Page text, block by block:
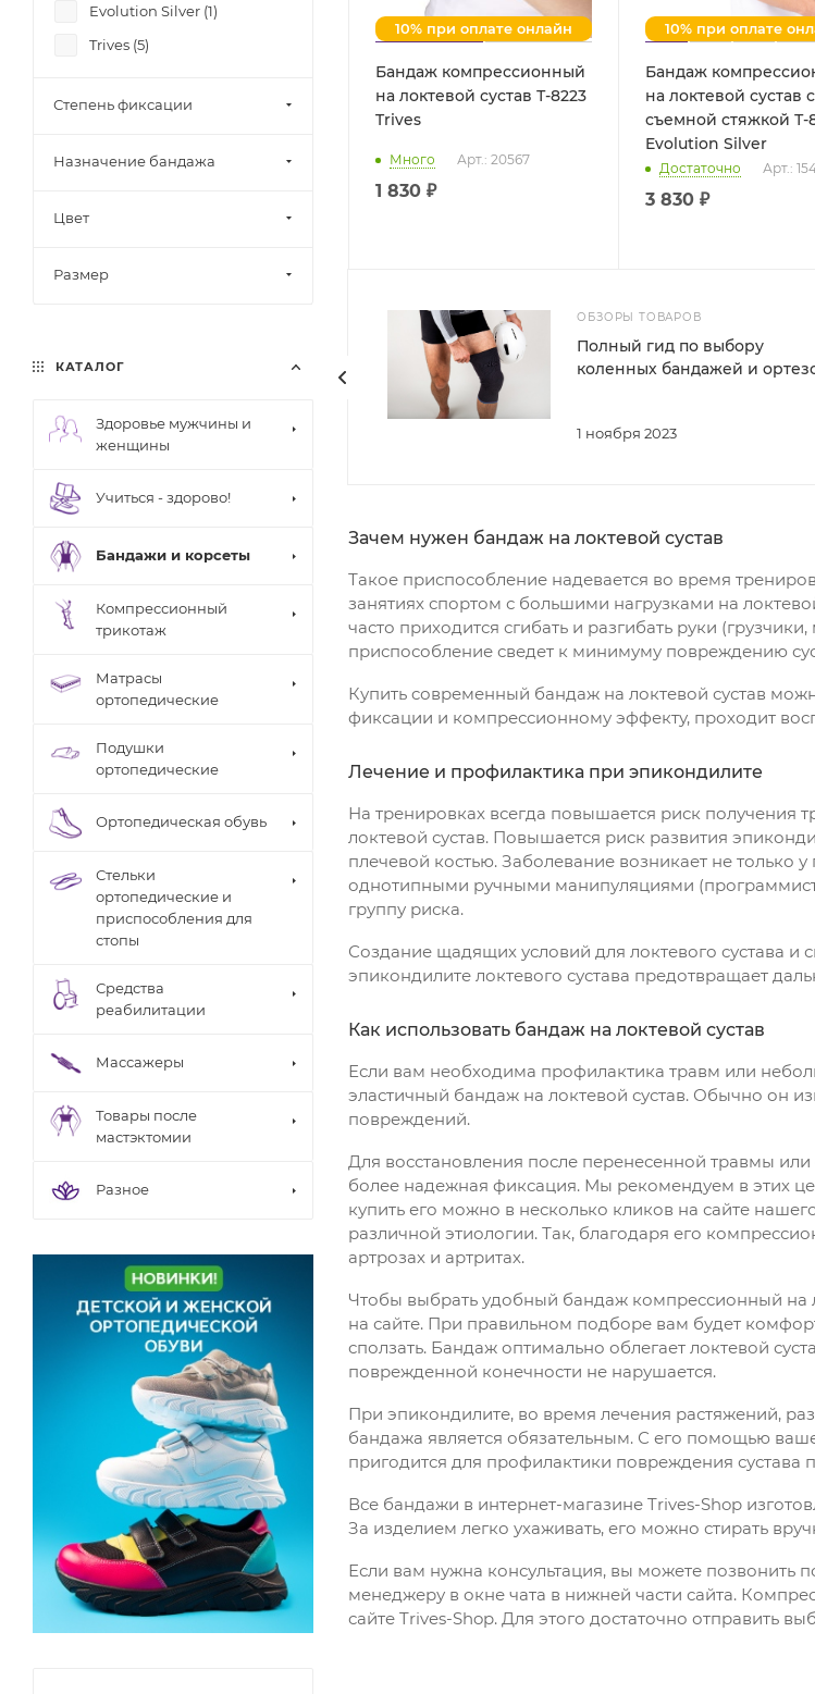
10% при оплате онлайн
Бандаж компрессионный
на локтевой сустав Т-8223
Trives
Много Арт.: 20567
1 830 ₽
10% при оплате
Бандаж
на локтевой сустав
съемной стяжкой Т-
Evolution Silver
Достаточно Арт.:
3 830 ₽
ОБЗОРЫ ТОВАРОВ
1 ноября 2023
Полный гид по выбору
коленных бандажей и
Зачем нужен бандаж на локтевой сустав
Такое приспособление надевается во время
занятиях спортом с большими нагрузками на
часто приходится сгибать и разгибать руки
приспособление сведет к минимуму повреждению
Купить cовременный бандаж на локтевой сустав
фиксации и компрессионному эффекту, проходит
Лечение и профилактика при эпикондилите
На тренировках всегда повышается риск получения
локтевой сустав. Повышается риск развития
плечевой костью. Заболевание возникает не только
однотипными ручными манипуляциями
группу риска.
Создание щадящих условий для локтевого сустава
эпикондилите локтевого сустава предотвращает
Как использовать бандаж на локтевой сустав
Если вам необходима профилактика травм или
эластичный бандаж на локтевой сустав. Обычно он
повреждений.
Для восстановления после перенесенной травмы
более надежная фиксация. Мы рекомендуем в этих
купить его можно в несколько кликов на сайте
различной этиологии. Так, благодаря его
артрозах и артритах.
Чтобы выбрать удобный бандаж компрессионный на
на сайте. При правильном подборе вам будет
сползать. Бандаж оптимально облегает локтевой
поврежденной конечности не нарушается.
При эпикондилите, во время лечения растяжений,
бандажа является обязательным. С его помощью
пригодится для профилактики повреждения сустава
Все бандажи в интернет-магазине Trives-Shop
За изделием легко ухаживать, его можно стирать
Если вам нужна консультация, вы можете позвонить
менеджеру в окне чата в нижней части сайта.
сайте Trives-Shop. Для этого достаточно отправить
Evolution Silver (1)
Trives (5)
Степень фиксации
Назначение бандажа
Цвет
Размер
КАТАЛОГ
Здоровье мужчины и
женщины
Учиться - здорово!
Бандажи и корсеты
Компрессионный
трикотаж
Матрасы
ортопедические
Подушки
ортопедические
Ортопедическая обувь
Стельки
ортопедические и
приспособления для
стопы
Средства
реабилитации
Массажеры
Товары после
мастэктомии
Разное